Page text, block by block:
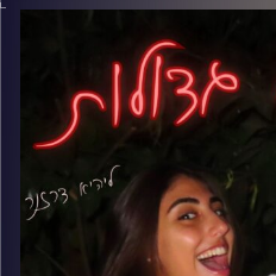
מבחוץ: ריבים, השוואות,
וכל המחשבות שבאות עם
קשר מושלם חוץ מהן, איך
מראים באינסטגרם שהכל